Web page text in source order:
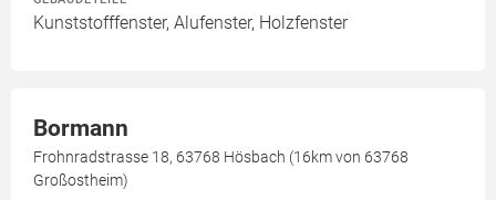
Kunststofffenster, Alufenster, Holzfenster
Bormann
Frohnradstrasse 18, 63768 Hösbach (16km von 63768
Großostheim)